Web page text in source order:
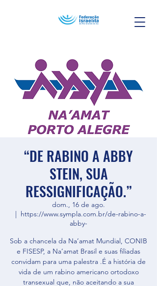
“DE RABINO A ABBY
STEIN, SUA
RESSIGNIFICAÇÃO.”
dom., 16 de ago.
  |
https://www.sympla.com.br/de-rabino-a-
abby-
Sob a chancela da Na’amat Mundial, CONIB
e FISESP, a Na’amat Brasil e suas filiadas
convidam para uma palestra .É a história de
vida de um rabino americano ortodoxo
transexual que, não aceitando a sua